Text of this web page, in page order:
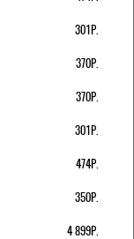
301Р.
370Р.
370Р.
301Р.
474Р.
350Р.
4 899Р.